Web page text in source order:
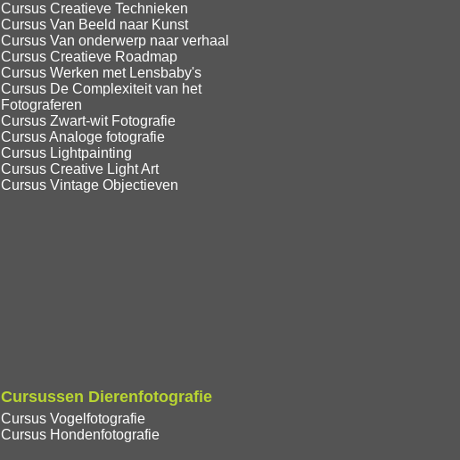
Cursus Creatieve Technieken
Cursus Van Beeld naar Kunst
Cursus Van onderwerp naar verhaal
Cursus Creatieve Roadmap
Cursus Werken met Lensbaby's
Cursus De Complexiteit van het
Fotograferen
Cursus Zwart-wit Fotografie
Cursus Analoge fotografie
Cursus Lightpainting
Cursus Creative Light Art
Cursus Vintage Objectieven
Cursussen Dierenfotografie
Cursus Vogelfotografie
Cursus Hondenfotografie